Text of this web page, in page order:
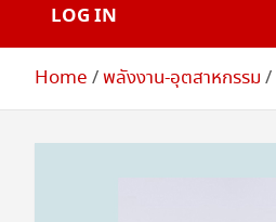
LOG IN
Home พลังงาน-อุตสาหกรรม